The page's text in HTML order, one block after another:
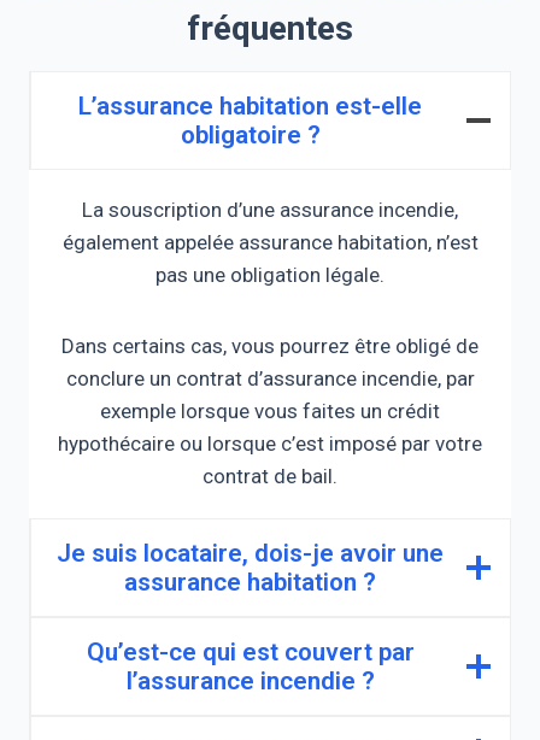
fréquentes
L’assurance habitation est-elle
obligatoire ?
La souscription d’une assurance incendie,
également appelée assurance habitation, n’est
pas une obligation légale.
Dans certains cas, vous pourrez être obligé de
conclure un contrat d’assurance incendie, par
exemple lorsque vous faites un crédit
hypothécaire ou lorsque c’est imposé par votre
contrat de bail.
Je suis locataire, dois-je avoir une
assurance habitation ?
Qu’est-ce qui est couvert par
l’assurance incendie ?